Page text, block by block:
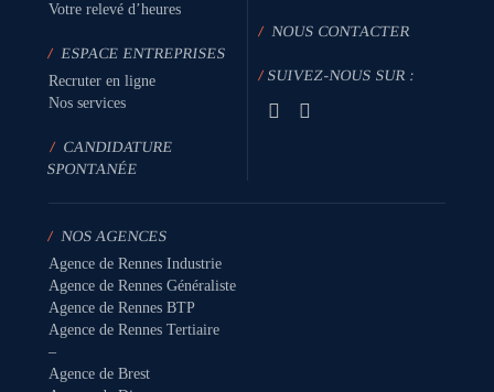
Votre relevé d’heures
/ ESPACE ENTREPRISES
Recruter en ligne
Nos services
/ CANDIDATURE
SPONTANÉE
/NOUS CONTACTER
/SUIVEZ-NOUS SUR :
/ NOS AGENCES
Agence de Rennes Industrie
Agence de Rennes Généraliste
Agence de Rennes BTP
Agence de Rennes Tertiaire
–
Agence de Brest